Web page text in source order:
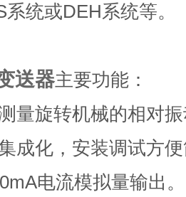
统或DEH系统等。
送器主要功能：
量旋转机械的相对
成化，安装调试方
电流模拟量输出。